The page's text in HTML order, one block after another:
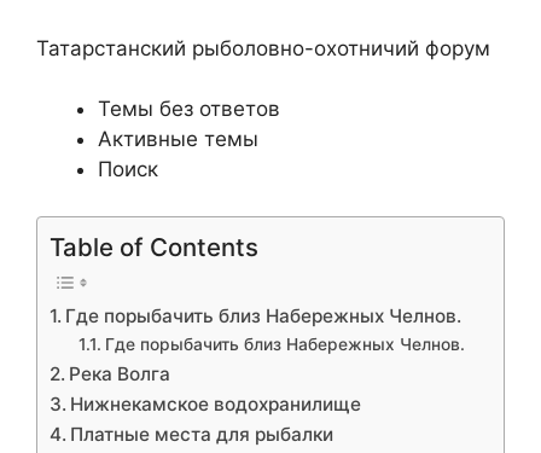
Татарстанский рыболовно-охотничий форум
Темы без ответов
Активные темы
Поиск
Table of Contents
Где порыбачить близ Набережных Челнов.
Где порыбачить близ Набережных Челнов.
Река Волга
Нижнекамское водохранилище
Платные места для рыбалки